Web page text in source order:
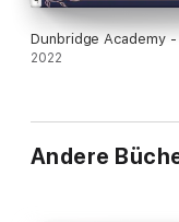
Dunbridge Academy -
2022
Andere